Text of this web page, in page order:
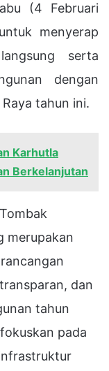
(4 Februari
menyerap
serta
dengan
tahun ini.
Karhutla
Berkelanjutan
merupakan
dan
tahun
pada